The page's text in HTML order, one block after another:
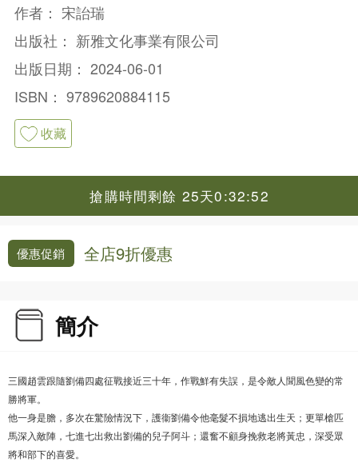
作者： 宋詒瑞
出版社： 新雅文化事業有限公司
出版日期： 2024-06-01
ISBN： 9789620884115
收藏
搶購時間剩餘 25天0:32:52
優惠促銷 全店9折優惠
簡介
三國趙雲跟隨劉備四處征戰接近三十年，作戰鮮有失誤，是令敵人聞風色變的常
勝將軍。
他一身是膽，多次在驚險情況下，護衞劉備令他毫髮不損地逃出生天；更單槍匹
馬深入敵陣，七進七出救出劉備的兒子阿斗；還奮不顧身挽救老將黃忠，深受眾
將和部下的喜愛。